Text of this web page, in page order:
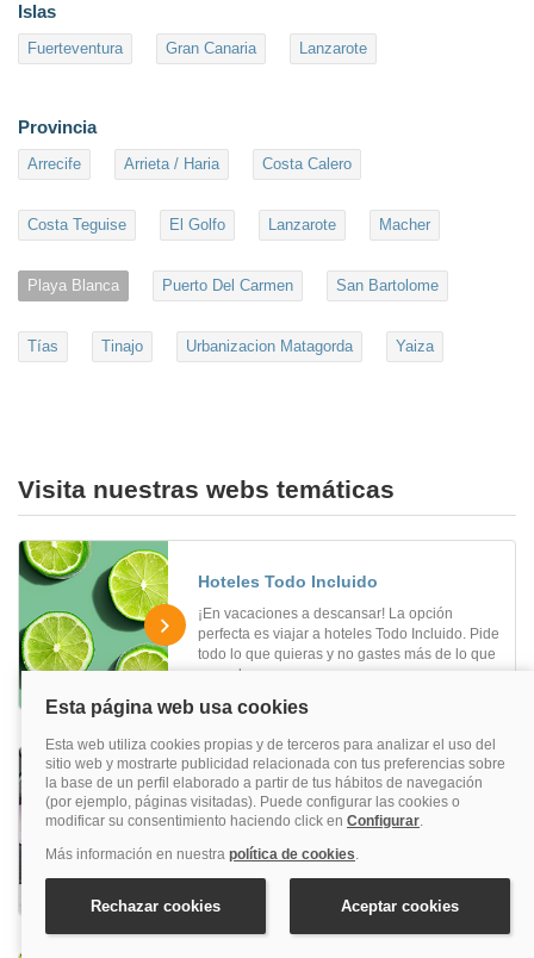
Islas
Fuerteventura Gran Canaria Lanzarote
Provincia
Arrecife Arrieta / Haria Costa Calero
Costa Teguise El Golfo Lanzarote Macher
Playa Blanca Puerto Del Carmen San Bartolome
Tías Tinajo Urbanizacion Matagorda Yaiza
Visita nuestras webs temáticas
Hoteles Todo Incluido
¡En vacaciones a descansar! La opción
perfecta es viajar a hoteles Todo Incluido. Pide
todo lo que quieras y no gastes más de lo que
pensabas.
Reservar hoteles con Spa
Selecciona uno de nuestros alojamientos con
carga las pilas en uno de nuestros
recomendados.